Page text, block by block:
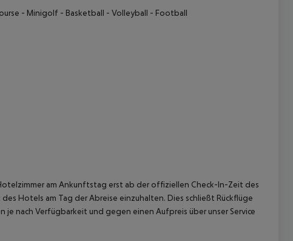
- Minigolf - Basketball - Volleyball - Football
am Ankunftstag erst ab der offiziellen Check-In-Zeit des
Hotels am Tag der Abreise einzuhalten. Dies schließt Rückflüge
nach Verfügbarkeit und gegen einen Aufpreis über unser Service